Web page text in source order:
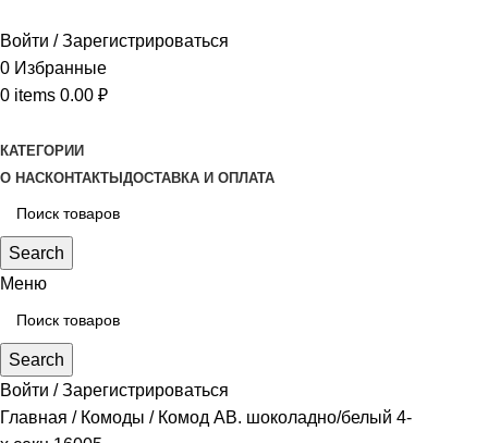
Войти / Зарегистрироваться
0 Избранные
0 items 0.00 ₽
КАТЕГОРИИ
О НАСКОНТАКТЫ ДОСТАВКА И ОПЛАТА
Search
Меню
Search
Войти / Зарегистрироваться
Главная
Комоды
Комод АВ. шоколадно/белый 4-